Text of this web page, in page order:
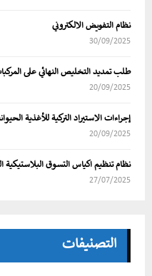
نظام التفويض الالكتروني
30/09/2025
طلب تمديد التخليص النهائي على
20/09/2025
إجراءات الاستيراد التركية للأغذية
20/09/2025
نظام تنظيم اكياس التسوق البلاستيكية
27/07/2025
التصنيفات